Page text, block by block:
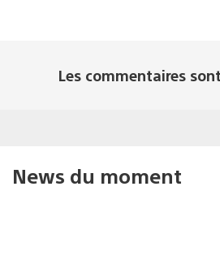
Les commentaires
News du moment